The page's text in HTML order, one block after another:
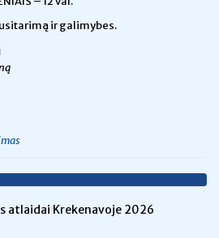
ir galimybes.
atlaidai Krekenavoje 2026